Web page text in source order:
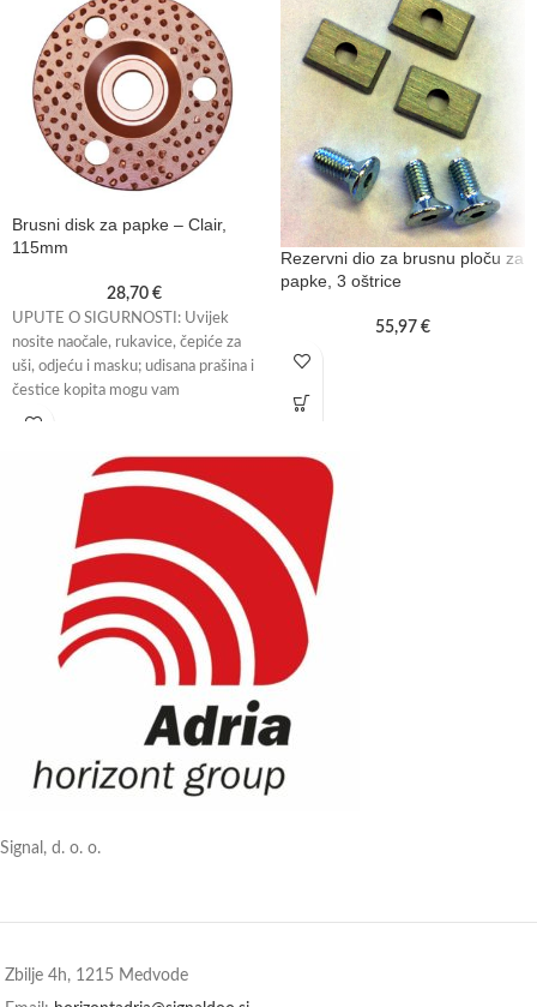
Brusni disk za papke – Clair,
115mm
28,70 €
UPUTE O SIGURNOSTI: Uvijek
nosite naočale, rukavice, čepiće za
uši, odjeću i masku; udisana prašina i
čestice kopita mogu vam
Rezervni dio za brusnu ploču za
papke, 3 oštrice
55,97 €
Signal, d. o. o.
Zbilje 4h, 1215 Medvode